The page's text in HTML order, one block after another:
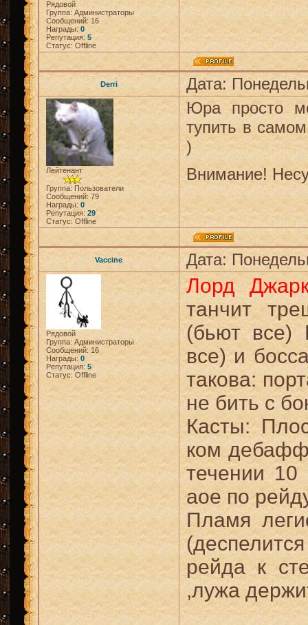
Рядовой
Группа: Администраторы
Сообщений: 16
Награды:0
Репутация: 5
Статус: Offline
Derri Дата:
Лейтенант
Группа: Пользователи
Сообщений: 79
Награды: 0
Репутация: 29
Статус:Offline
Юра просто
тупить в самом
)
Внимание!
Vaccine Дата:
Рядовой
Группа: Администраторы
Сообщений: 16
Награды:0
Репутация: 5
Статус: Offline
Лорд
танчит
(бьют все)
все) и
такова:
не бить с
Касты:
ком дебафф
течении 10
аое по
Пламя
рейда к
,лужа